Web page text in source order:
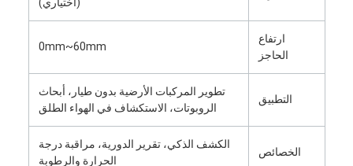
روبوت تجاري
ارتفاع
الحاجز
0mm~60mm
التطبيق
تطوير المركبات الأرضية بدون طيار، أبحاث
الروبوتات، الاستكشاف في الهواء الطلق
الخصائص
الكشف الذكي، تقرير الدورية، مراقبة درجة
الحرارة والرطوبة